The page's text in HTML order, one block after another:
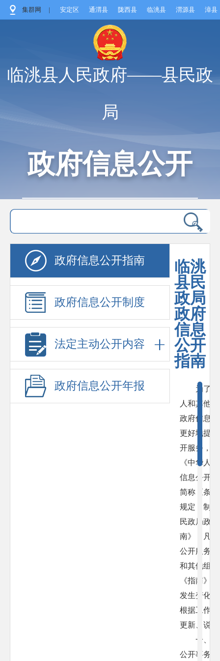
集群网 | 安定区 通渭县 陇西县 临洮县 渭源县 漳县
临洮县人民政府——县民政
局
政府信息公开
政府信息公开指南
政府信息公开制度
法定主动公开内容
政府信息公开年报
临洮
县民
政局
政府
信息
公开
指南
为了
人和其他
政府信息
更好地提
开服务，
《中华人
信息公开
简称《条
规定，制
民政局政
南》，凡
公开服务
和其他组
《指南》
发生变化
根据工作
更新、说
一、
公开事务